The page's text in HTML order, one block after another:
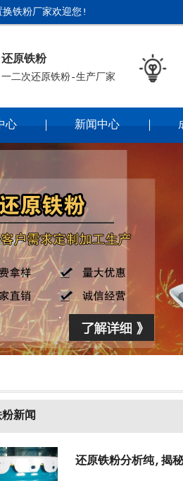
铁粉厂家欢迎您!
还原铁粉
一二次还原铁粉-生产厂家
心 新闻中心
新闻
还原铁粉分析纯,揭